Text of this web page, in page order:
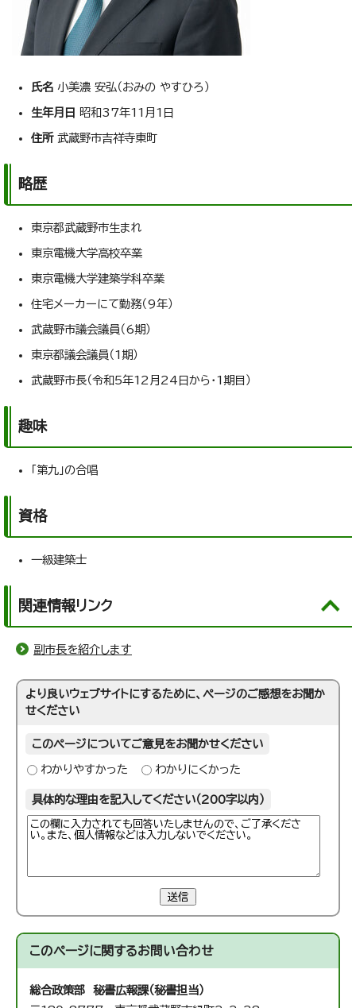
氏名 小美濃 安弘（おみの やすひろ）
生年月日 昭和37年11月1日
住所武蔵野市吉祥寺東町
略歴
東京都武蔵野市生まれ
東京電機大学高校卒業
東京電機大学建築学科卒業
住宅メーカーにて勤務（9年）
武蔵野市議会議員（6期）
東京都議会議員（1期）
武蔵野市長（令和5年12月24日から・1期目）
趣味
「第九」の合唱
資格
一級建築士
関連情報リンク
副市長を紹介します
より良いウェブサイトにするために、ページのご感想をお聞か
せください
このページについてご意見をお聞かせください
わかりやすかった わかりにくかった
具体的な理由を記入してください（200字以内）
送信
このページに関するお問い合わせ
総合政策部 秘書広報課（秘書担当）